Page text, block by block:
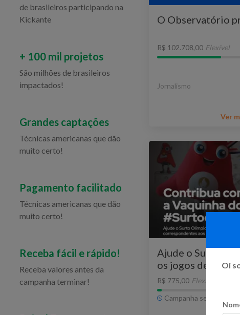
O Observatório
R$ 102.708,00 Flexível
Jornalismo
Ver
Ajude o Surto
os jogos de Paris!
R$ 775,00 Flexível
Campanha sem prazo
de brasileiros participando na
Kickante
+ 100 mil projetos
São milhões de brasileiros
impactados!
Grandes captações
Técnicas americanas que dão
muito certo!
Pagamento facilitado
Técnicas americanas que dão
muito certo!
Receba fácil e rápido!
Receba valores antes da
campanha terminar!
Oi